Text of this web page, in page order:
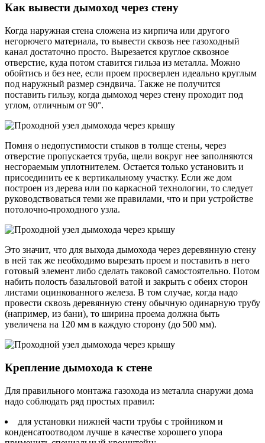
Как вывести дымоход через стену
Когда наружная стена сложена из кирпича или другого
негорючего материала, то вывести сквозь нее газоходный
канал достаточно просто. Вырезается круглое сквозное
отверстие, куда потом ставится гильза из металла. Можно
обойтись и без нее, если проем просверлен идеально круглым
под наружный размер сэндвича. Также не получится
поставить гильзу, когда дымоход через стену проходит под
углом, отличным от 90°.
Помня о недопустимости стыков в толще стены, через
отверстие пропускается труба, щели вокруг нее заполняются
несгораемым уплотнителем. Остается только установить и
присоединить ее к вертикальному участку. Если же дом
построен из дерева или по каркасной технологии, то следует
руководствоваться теми же правилами, что и при устройстве
потолочно-проходного узла.
Это значит, что для выхода дымохода через деревянную стену
в ней так же необходимо вырезать проем и поставить в него
готовый элемент либо сделать таковой самостоятельно. Потом
набить полость базальтовой ватой и закрыть с обеих сторон
листами оцинкованного железа. В том случае, когда надо
провести сквозь деревянную стену обычную одинарную трубу
(например, из бани), то ширина проема должна быть
увеличена на 120 мм в каждую сторону (до 500 мм).
Крепление дымохода к стене
Для правильного монтажа газохода из металла снаружи дома
надо соблюдать ряд простых правил:
для установки нижней части трубы с тройником и
конденсатоотводом лучше в качестве хорошего упора